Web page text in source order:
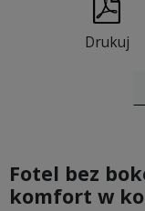
Drukuj
Fotel bez
komfort w